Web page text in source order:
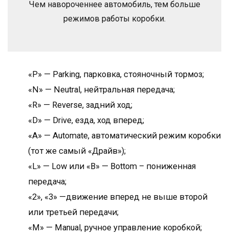
Чем навороченнее автомобиль, тем больше
режимов работы коробки.
«P» — Parking, парковка, стояночный тормоз;
«N» — Neutral, нейтральная передача;
«R» — Reverse, задний ход;
«D» — Drive, езда, ход вперед;
«A» — Automate, автоматический режим коробки
(тот же самый «Драйв»);
«L» — Low или «B» — Bottom – пониженная
передача;
«2», «3» —движение вперед не выше второй
или третьей передачи;
«M» — Manual, ручное управление коробкой;